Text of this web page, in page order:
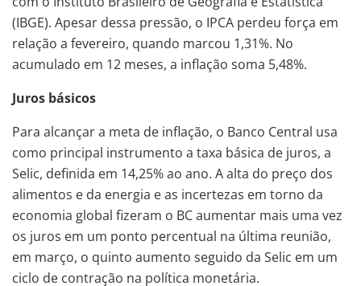
(IBGE). Apesar dessa pressão, o IPCA perdeu força em
relação a fevereiro, quando marcou 1,31%. No
acumulado em 12 meses, a inflação soma 5,48%.
Juros básicos
Para alcançar a meta de inflação, o Banco Central usa
como principal instrumento a taxa básica de juros, a
Selic, definida em 14,25% ao ano. A alta do preço dos
alimentos e da energia e as incertezas em torno da
economia global fizeram o BC aumentar mais uma vez
os juros em um ponto percentual na última reunião,
em março, o quinto aumento seguido da Selic em um
ciclo de contração na política monetária.